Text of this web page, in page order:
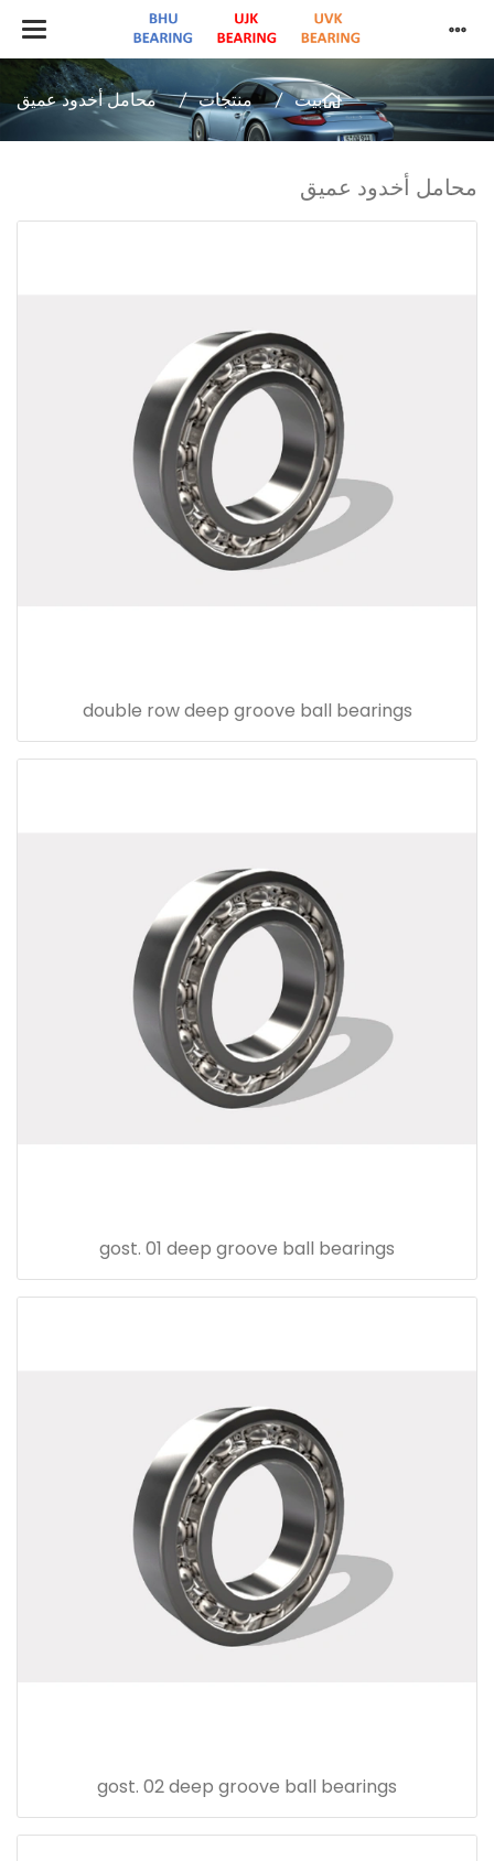
بيت منتجات محامل أخدود عميق
محامل أخدود عميق
double row deep groove ball bearings
gost. 01 deep groove ball bearings
gost. 02 deep groove ball bearings